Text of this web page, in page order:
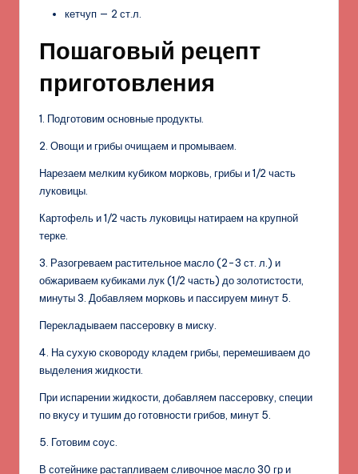
кетчуп — 2 ст.л.
Пошаговый рецепт
приготовления
1. Подготовим основные продукты.
2. Овощи и грибы очищаем и промываем.
Нарезаем мелким кубиком морковь, грибы и 1/2 часть
луковицы.
Картофель и 1/2 часть луковицы натираем на крупной
терке.
3. Разогреваем растительное масло (2-3 ст. л.) и
обжариваем кубиками лук (1/2 часть) до золотистости,
минуты 3. Добавляем морковь и пассируем минут 5.
Перекладываем пассеровку в миску.
4. На сухую сковороду кладем грибы, перемешиваем до
выделения жидкости.
При испарении жидкости, добавляем пассеровку, специи
по вкусу и тушим до готовности грибов, минут 5.
5. Готовим соус.
В сотейнике растапливаем сливочное масло 30 гр и